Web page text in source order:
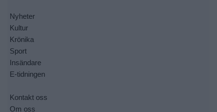
Nyheter
Kultur
Krönika
Sport
Insändare
E-tidningen
Kontakt oss
Om oss